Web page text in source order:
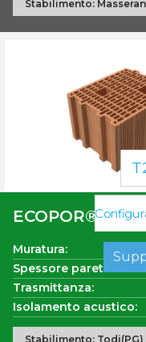
Stabilimento:
ECOPOR® SSC
Muratura:
Spessore parete:
Trasmittanza:
Isolamento acustico:
Stabilimento: Todi(PG)